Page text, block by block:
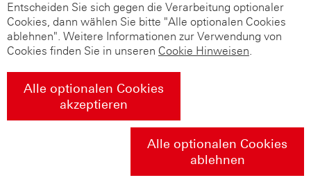
Entscheiden Sie sich gegen die Verarbeitung optionaler
Cookies, dann wählen Sie bitte "Alle optionalen Cookies
ablehnen". Weitere Informationen zur Verwendung von
Cookies finden Sie in unseren Cookie Hinweisen.
Alle optionalen Cookies
akzeptieren
Alle optionalen Cookies
ablehnen